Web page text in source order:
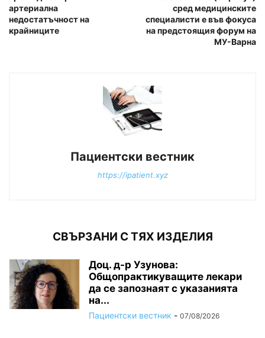
артериална
недостатъчност на
крайниците
сред медицинските
специалисти е във фокуса
на предстоящия форум на
МУ-Варна
Пациентски вестник
https://ipatient.xyz
СВЪРЗАНИ С ТЯХ ИЗДЕЛИЯ
Доц. д-р Узунова:
Общопрактикуващите лекари
да се запознаят с указанията
на...
Пациентски вестник - 07/08/2026